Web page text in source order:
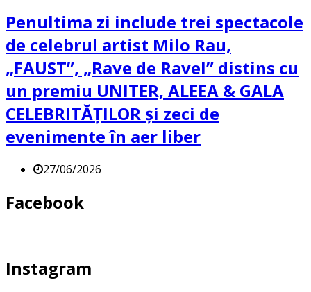
Penultima zi include trei spectacole
de celebrul artist Milo Rau,
„FAUST”, „Rave de Ravel” distins cu
un premiu UNITER, ALEEA & GALA
CELEBRITĂȚILOR și zeci de
evenimente în aer liber
27/06/2026
Facebook
Instagram